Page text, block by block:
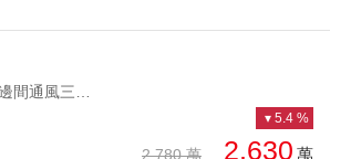
2,780 萬
2,630 萬
5.4 %